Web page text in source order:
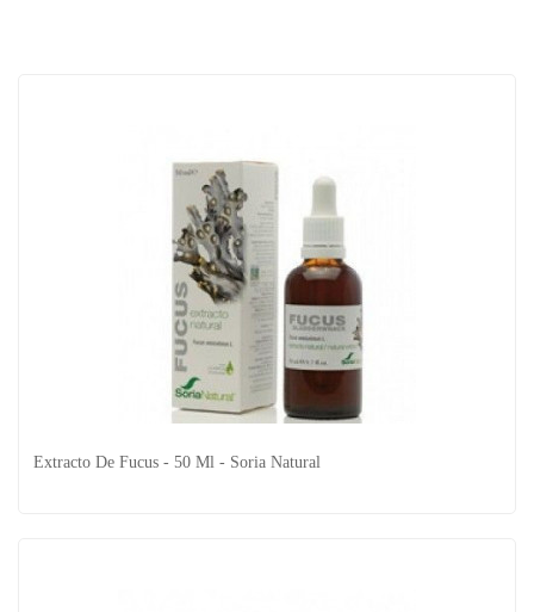
Extracto De Fucus - 50 Ml - Soria Natural